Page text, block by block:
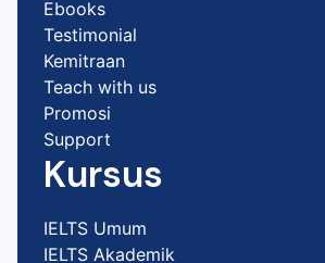
Ebooks
Testimonial
Kemitraan
Teach with us
Promosi
Support
Kursus
IELTS Umum
IELTS Akademik